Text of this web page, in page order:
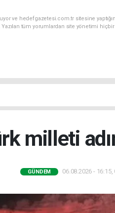
ve hedefgazetesi.com.tr sitesine
tüm yorumlardan site yönetimi
milleti
GÜNDEM 06.08.2026 -